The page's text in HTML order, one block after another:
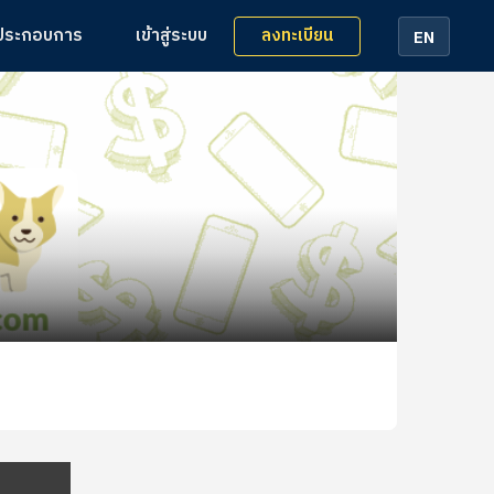
ะกอบการ เข้าสู่ระบบ ลงทะเบียน EN